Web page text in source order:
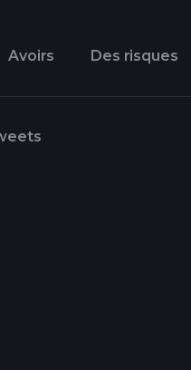
Avoirs Des risques